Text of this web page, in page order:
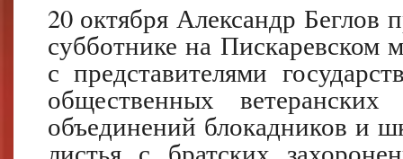
20 октября Александр Беглов
субботнике на Пискаревском
с представителями
общественных
объединений блокадников и